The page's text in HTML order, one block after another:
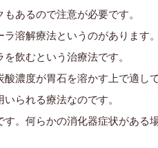
あるので注意が必要です。
溶解療法というのがあります。
飲むという治療法です。
酸濃度が胃石を溶かす上で適し
られる療法なのです。
。何らかの消化器症状がある